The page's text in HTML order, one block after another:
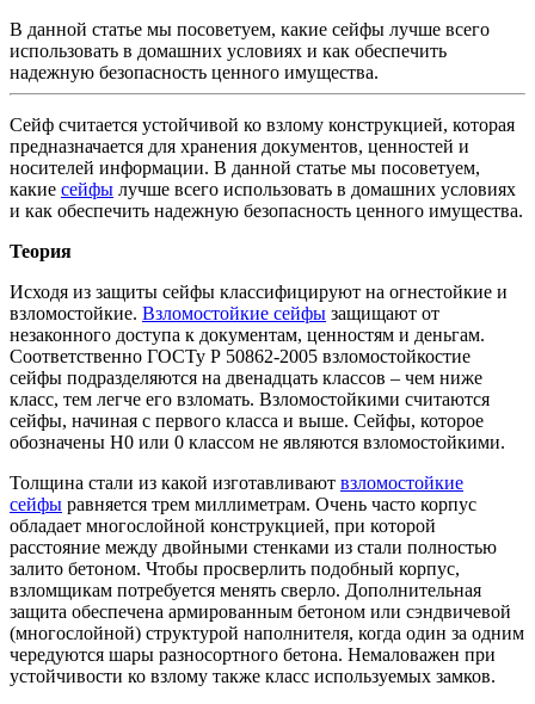
В данной статье мы посоветуем, какие сейфы лучше всего
использовать в домашних условиях и как обеспечить
надежную безопасность ценного имущества.
Сейф считается устойчивой ко взлому конструкцией, которая
предназначается для хранения документов, ценностей и
носителей информации. В данной статье мы посоветуем,
какие сейфы лучше всего использовать в домашних условиях
и как обеспечить надежную безопасность ценного имущества.
Теория
Исходя из защиты сейфы классифицируют на огнестойкие и
взломостойкие. Взломостойкие сейфы защищают от
незаконного доступа к документам, ценностям и деньгам.
Соответственно ГОСТу Р 50862-2005 взломостойкостие
сейфы подразделяются на двенадцать классов – чем ниже
класс, тем легче его взломать. Взломостойкими считаются
сейфы, начиная с первого класса и выше. Сейфы, которое
обозначены H0 или 0 классом не являются взломостойкими.
Толщина стали из какой изготавливают взломостойкие
сейфы равняется трем миллиметрам. Очень часто корпус
обладает многослойной конструкцией, при которой
расстояние между двойными стенками из стали полностью
залито бетоном. Чтобы просверлить подобный корпус,
взломщикам потребуется менять сверло. Дополнительная
защита обеспечена армированным бетоном или сэндвичевой
(многослойной) структурой наполнителя, когда один за одним
чередуются шары разносортного бетона. Немаловажен при
устойчивости ко взлому также класс используемых замков.